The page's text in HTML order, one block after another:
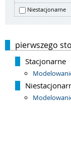
Niestacjonarne
pierwszego
Stacjonarne